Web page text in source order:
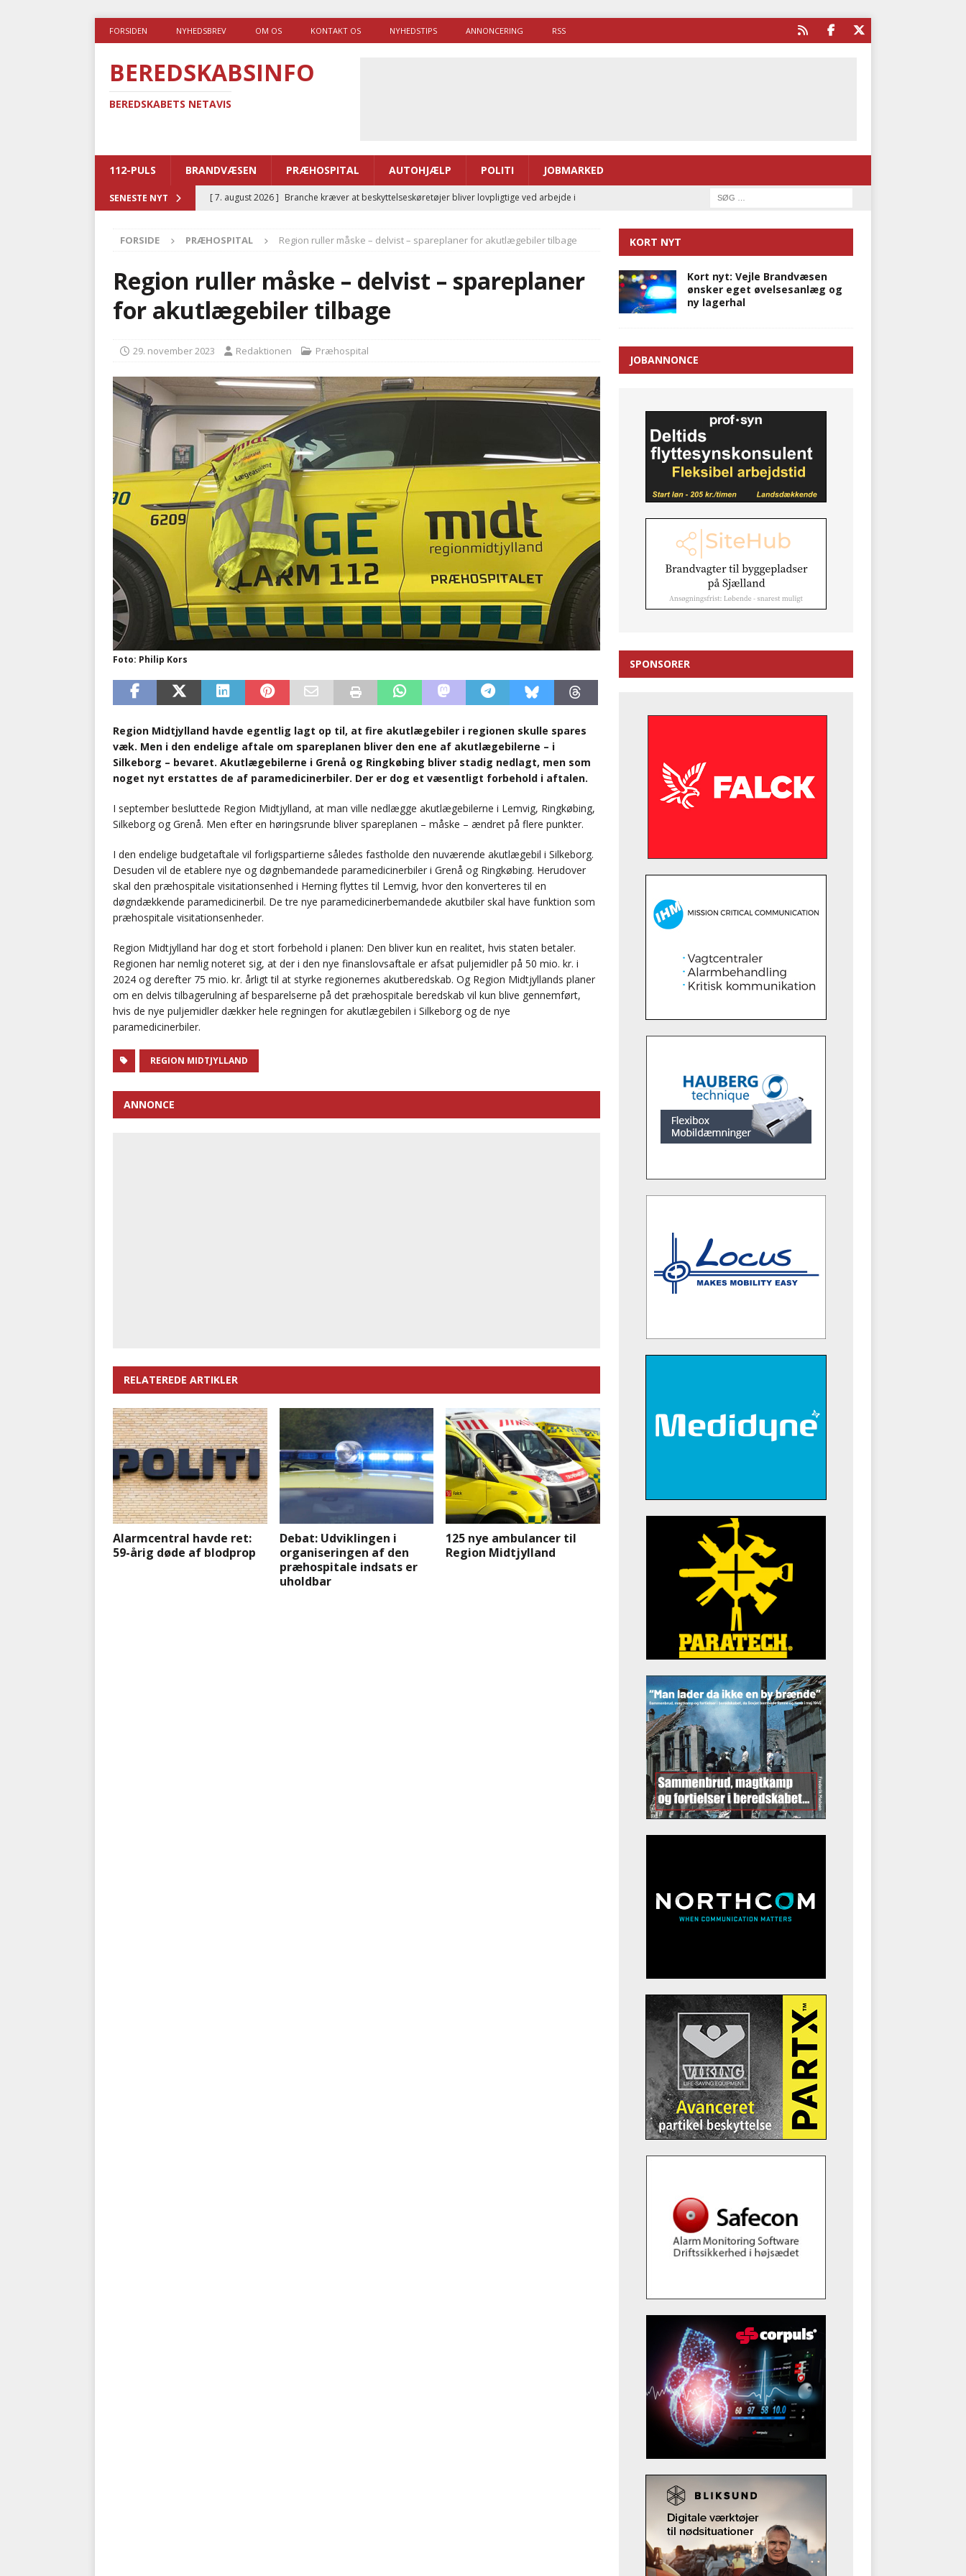
FORSIDEN NYHEDSBREV OM OS KONTAKT OS NYHEDSTIPS ANNONCERING RSS
BEREDSKABSINFO
BEREDSKABETS NETAVIS
112-PULS BRANDVÆSEN PRÆHOSPITAL AUTOHJÆLP POLITI JOBMARKED
SENESTE NYT [ 7. august 2026 ] Branche kræver at beskyttelseskøretøjer bliver lovpligtige ved arbejde i
[ 6. august 2026 ] Brandvæsenernes gennemsnitlige responstid steg med 9 sekunder i 2025
BRANDVÆSEN
Advarer: Udløb af sygetransporttilladelser kan sende 400.000 kørsler over
i det offentlige
PRÆHOSPITAL
[ 5. august 2026 ]
Ny ambulance og el-sygetransportvogn til Samsø
tilbudsfristen
PRÆHOSPITAL
FORSIDE PRÆHOSPITAL Region ruller måske – delvist – spareplaner for akutlægebiler tilbage
Region ruller måske – delvist – spareplaner
for akutlægebiler tilbage
29. november 2023 Redaktionen Præhospital
Foto: Philip Kors
Region Midtjylland havde egentlig lagt op til, at fire akutlægebiler i regionen skulle spares
væk. Men i den endelige aftale om spareplanen bliver den ene af akutlægebilerne – i
Silkeborg – bevaret. Akutlægebilerne i Grenå og Ringkøbing bliver stadig nedlagt, men som
noget nyt erstattes de af paramedicinerbiler. Der er dog et væsentligt forbehold i aftalen.
I september besluttede Region Midtjylland, at man ville nedlægge akutlægebilerne i Lemvig, Ringkøbing,
Silkeborg og Grenå. Men efter en høringsrunde bliver spareplanen – måske – ændret på flere punkter.
I den endelige budgetaftale vil forligspartierne således fastholde den nuværende akutlægebil i Silkeborg.
Desuden vil de etablere nye og døgnbemandede paramedicinerbiler i Grenå og Ringkøbing. Herudover
skal den præhospitale visitationsenhed i Herning flyttes til Lemvig, hvor den konverteres til en
døgndækkende paramedicinerbil. De tre nye paramedicinerbemandede akutbiler skal have funktion som
præhospitale visitationsenheder.
Region Midtjylland har dog et stort forbehold i planen: Den bliver kun en realitet, hvis staten betaler.
Regionen har nemlig noteret sig, at der i den nye finanslovsaftale er afsat puljemidler på 50 mio. kr. i
2024 og derefter 75 mio. kr. årligt til at styrke regionernes akutberedskab. Og Region Midtjyllands planer
om en delvis tilbagerulning af besparelserne på det præhospitale beredskab vil kun blive gennemført,
hvis de nye puljemidler dækker hele regningen for akutlægebilen i Silkeborg og de nye
paramedicinerbiler.
REGION MIDTJYLLAND
ANNONCE
RELATEREDE ARTIKLER
Alarmcentral havde ret:
59-årig døde af blodprop
Debat: Udviklingen i
organiseringen af den
præhospitale indsats er
uholdbar
125 nye ambulancer til
Region Midtjylland
KORT NYT
Kort nyt: Vejle Brandvæsen
ønsker eget øvelsesanlæg og
ny lagerhal
JOBANNONCE
SPONSORER